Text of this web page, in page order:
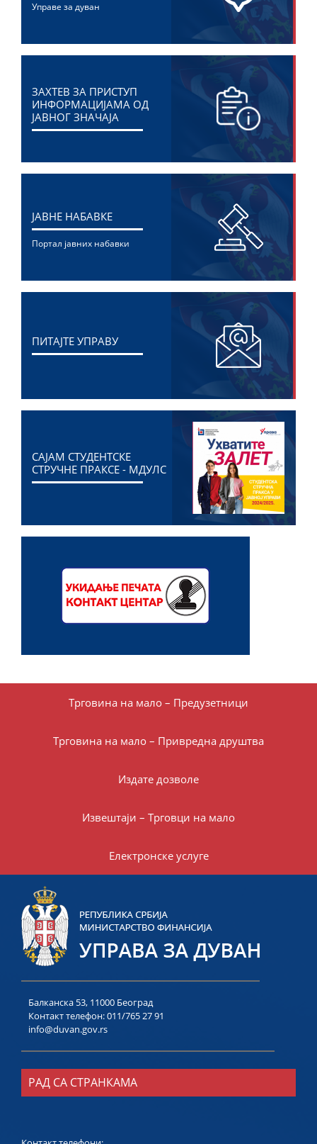
Управе за дуван
ЗАХТЕВ ЗА ПРИСТУП
ИНФОРМАЦИЈАМА ОД
ЈАВНОГ ЗНАЧАЈА
ЈАВНЕ НАБАВКЕ
Портал јавних набавки
ПИТАЈТЕ УПРАВУ
САЈАМ СТУДЕНТСКЕ
СТРУЧНЕ ПРАКСЕ - МДУЛС
Трговина на мало – Предузетници
Трговина на мало – Привредна друштва
Издате дозволе
Извештаји – Трговци на мало
Електронске услуге
Балканска 53, 11000 Београд
Контакт телефон:011/765 27 91
info@duvan.gov.rs
РАД СА СТРАНКАМА